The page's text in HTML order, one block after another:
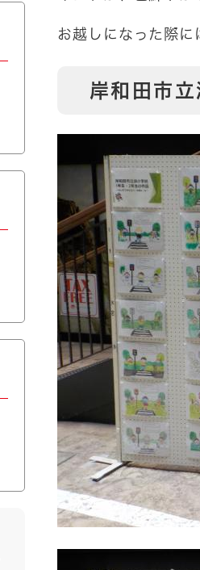
お越しになった際に
岸和田市